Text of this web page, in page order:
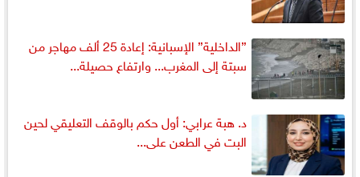
”الداخلية” الإسبانية: إعادة 25 ألف مهاجر من
سبتة إلى المغرب... وارتفاع حصيلة...
د. هبة عرابي: أول حكم بالوقف التعليقي لحين
البت في الطعن على...